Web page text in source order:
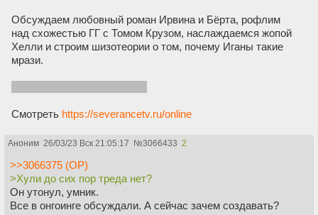
Обсуждаем любовный роман Ирвина и Бёрта, рофлим
над схожестью ГГ с Томом Крузом, наслаждаемся жопой
Хелли и строим шизотеории о том, почему Иганы такие
мрази.
Смотреть https://severancetv.ru/online
Аноним 26/03/23 Вск 21:05:17 №3066433 2
>>3066375 (OP)
>Хули до сих пор треда нет?
Он утонул, умник.
Все в онгоинге обсуждали. А сейчас зачем создавать?